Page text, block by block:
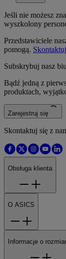
Jeśli nie możesz
wyszkolony
Przedstawiciele
pomogą.
Subskrybuj nasz
Bądź jedną z
produktach,
Zarejestruj się
Skontaktuj się z
Obsługa klienta
O ASICS
Informacje o